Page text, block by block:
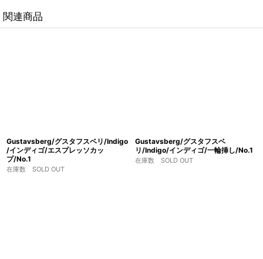
関連商品
Gustavsberg/グスタフスベリ/Indigo
/インディゴ/エスプレッソカッ
プ/No.1
在庫数 SOLD OUT
Gustavsberg/グスタフスベ
リ/Indigo/インディゴ/一輪挿し/No.1
在庫数 SOLD OUT